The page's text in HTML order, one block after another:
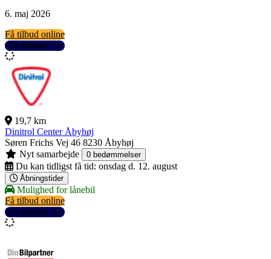
6. maj 2026
Få tilbud online
Se detaljer
19,7 km
Dinitrol Center Åbyhøj
Søren Frichs Vej 46 8230 Åbyhøj
Nyt samarbejde
0 bedømmelser
Du kan tidligst få tid: onsdag d. 12. august
Åbningstider
Mulighed for lånebil
Få tilbud online
Se detaljer